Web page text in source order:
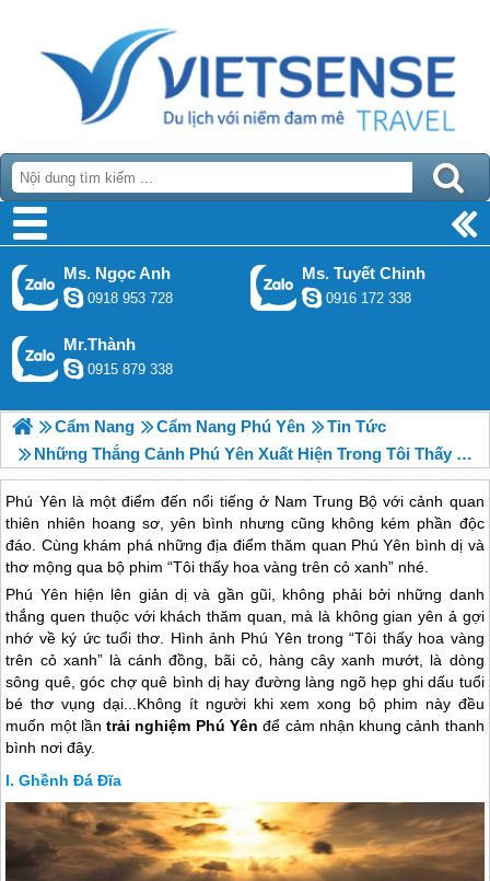
Ms. Ngọc Anh
0918 953 728
Ms. Tuyết Chinh
0916 172 338
Mr.Thành
0915 879 338
Cẩm Nang Cẩm Nang Phú Yên
Tin Tức
Những Thắng Cảnh Phú Yên Xuất Hiện Trong Tôi Thấy Hoa Vàng Trên Cỏ Xanh
Phú Yên là một điểm đến nổi tiếng ở Nam Trung Bộ với cảnh quan
thiên nhiên hoang sơ, yên bình nhưng cũng không kém phần độc
đáo. Cùng khám phá những địa điểm thăm quan Phú Yên bình dị và
thơ mộng qua bộ phim “Tôi thấy hoa vàng trên cỏ xanh” nhé.
Phú Yên hiện lên giản dị và gần gũi, không phải bởi những danh
thắng quen thuộc với khách thăm quan, mà là không gian yên ả gợi
nhớ về ký ức tuổi thơ. Hình ảnh Phú Yên trong “Tôi thấy hoa vàng
trên cỏ xanh” là cánh đồng, bãi cỏ, hàng cây xanh mướt, là dòng
sông quê, góc chợ quê bình dị hay đường làng ngõ hẹp ghi dấu tuổi
bé thơ vụng dại...Không ít người khi xem xong bộ phim này đều
muốn một lầntrải nghiệm Phú Yên để cảm nhận khung cảnh thanh
bình nơi đây.
Ghềnh Đá Đĩa